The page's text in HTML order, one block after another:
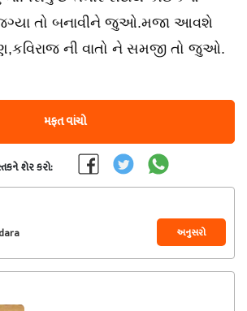
જગ્યા તો બનાવીને જુઓ.મજા આવશે
ની વાતો ને સમજી તો જુઓ.
મફત વાંચો
શેર કરો:
અનુસરો